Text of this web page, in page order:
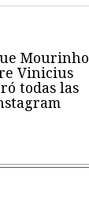
Mourinho
Vinicius
todas las